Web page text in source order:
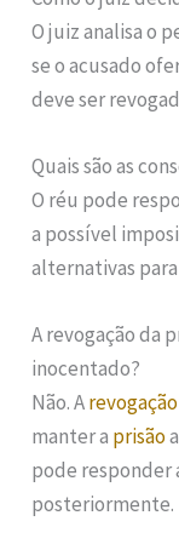
O juiz analisa o
se o acusado
deve ser
Quais são as
O réu pode
a possível
alternativas
A revogação da
inocentado?
Não. Arevogação
manter a prisão
pode responder
posteriormente.